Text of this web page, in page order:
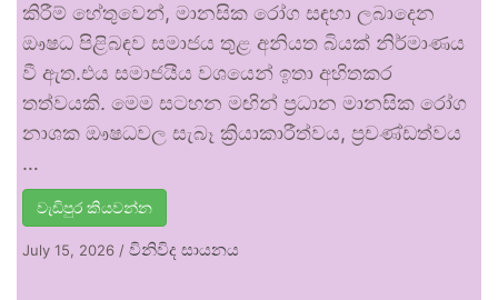
කිරීම් හේතුවෙන්, මානසික රෝග සඳහා ලබාදෙන
ඖෂධ පිළිබඳව සමාජය තුළ අනියත බියක් නිර්මාණය
වී ඇත.එය සමාජයීය වශයෙන් ඉතා අහිතකර
තත්වයකි. මෙම සටහන මඟින් ප්‍රධාන මානසික රෝග
නාශක ඖෂධවල සැබෑ ක්‍රියාකාරීත්වය, ප්‍රචණ්ඩත්වය
…
වැඩිපුර කියවන්න
July 15, 2026 / විනිවිද සායනය